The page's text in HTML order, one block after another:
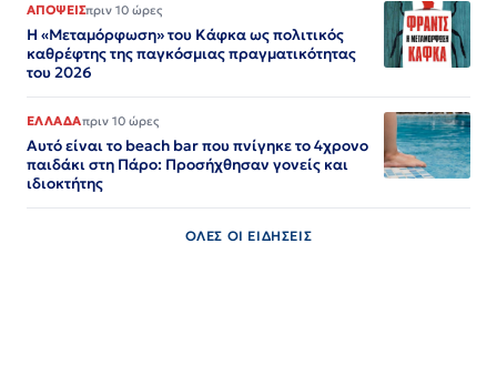
ΑΠΟΨΕΙΣπριν 10 ώρες
Η «Μεταμόρφωση» του Κάφκα ως πολιτικός
καθρέφτης της παγκόσμιας πραγματικότητας
του 2026
ΕΛΛΑΔΑπριν 10 ώρες
Αυτό είναι το beach bar που πνίγηκε το 4χρονο
παιδάκι στη Πάρο: Προσήχθησαν γονείς και
ιδιοκτήτης
ΟΛΕΣ ΟΙ ΕΙΔΗΣΕΙΣ